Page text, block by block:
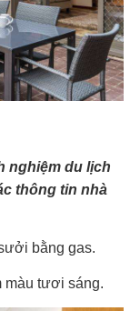
nghiệm du lịch
thông tin nhà
bằng gas.
màu tươi sáng.